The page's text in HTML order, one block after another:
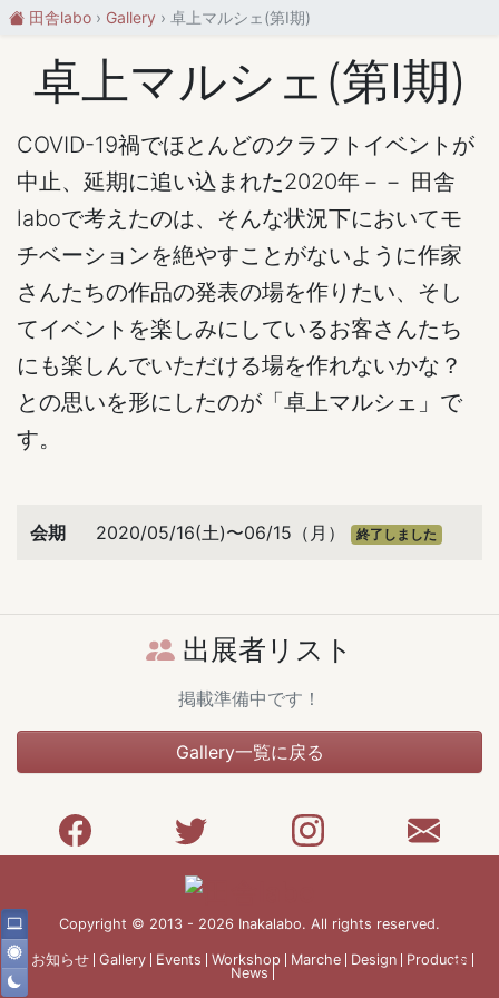
田舎labo Gallery 卓上マルシェ(第Ⅰ期)
卓上マルシェ(第Ⅰ期)
COVID-19禍でほとんどのクラフトイベントが
中止、延期に追い込まれた2020年－－ 田舎
laboで考えたのは、そんな状況下においてモ
チベーションを絶やすことがないように作家
さんたちの作品の発表の場を作りたい、そし
てイベントを楽しみにしているお客さんたち
にも楽しんでいただける場を作れないかな？
との思いを形にしたのが「卓上マルシェ」で
す。
会期 2020/05/16(土)〜06/15（月） 終了しました
出展者リスト
掲載準備中です！
Gallery一覧に戻る
Copyright © 2013 - 2026 Inakalabo. All rights reserved.
お知らせ Gallery Events Workshop Marche Design
Products
News